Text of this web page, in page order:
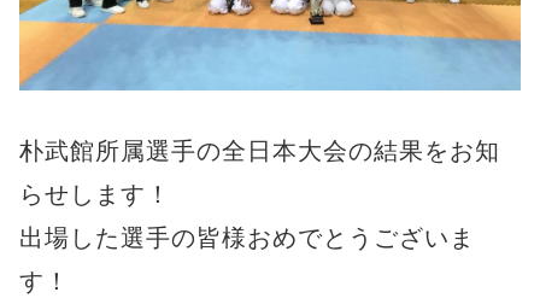
朴武館所属選手の全日本大会の結果をお知
らせします！
出場した選手の皆様おめでとうございま
す！